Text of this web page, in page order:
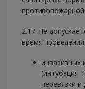
противопожарной
2.17. Не
время проведения:
инвазивных
(интубация
перевязки и